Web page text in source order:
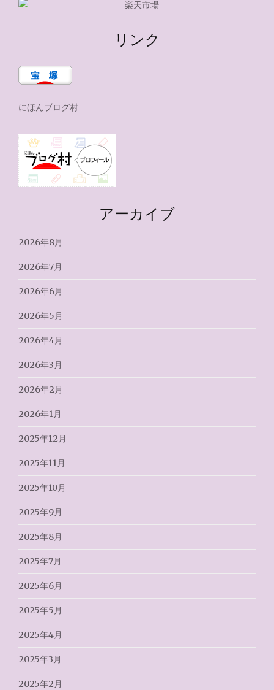
リンク
にほんブログ村
アーカイブ
2026年8月
2026年7月
2026年6月
2026年5月
2026年4月
2026年3月
2026年2月
2026年1月
2025年12月
2025年11月
2025年10月
2025年9月
2025年8月
2025年7月
2025年6月
2025年5月
2025年4月
2025年3月
2025年2月